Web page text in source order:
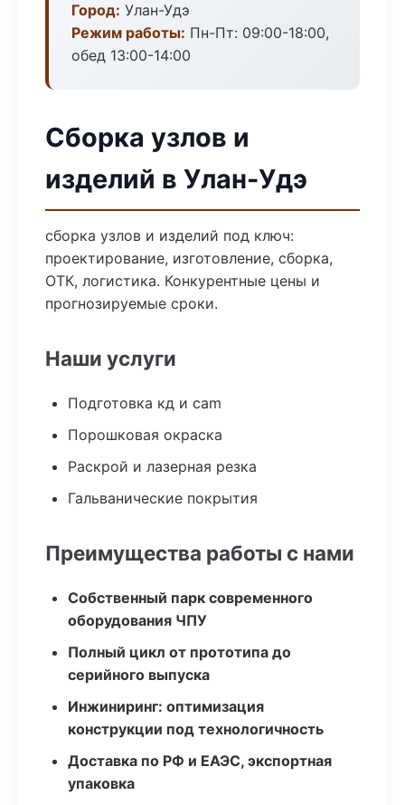
Город: Улан-Удэ
Режим работы: Пн-Пт: 09:00-18:00,
обед 13:00-14:00
Сборка узлов и
изделий в Улан-Удэ
сборка узлов и изделий под ключ:
проектирование, изготовление, сборка,
ОТК, логистика. Конкурентные цены и
прогнозируемые сроки.
Наши услуги
Подготовка кд и cam
Порошковая окраска
Раскрой и лазерная резка
Гальванические покрытия
Преимущества работы с нами
Собственный парк современного
оборудования ЧПУ
Полный цикл от прототипа до
серийного выпуска
Инжиниринг: оптимизация
конструкции под технологичность
Доставка по РФ и ЕАЭС, экспортная
упаковка